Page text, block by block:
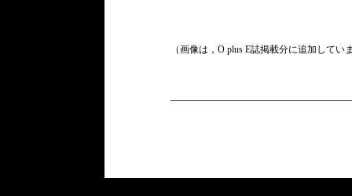
（画像は，O plus E誌掲載分に追加してい